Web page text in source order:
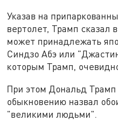
Указав на
вертолет, Трамп сказал
может принадлежать
Синдзо Абэ или
которым Трамп,
При этом Дональд Трамп
обыкновению назвал
"великими людьми".